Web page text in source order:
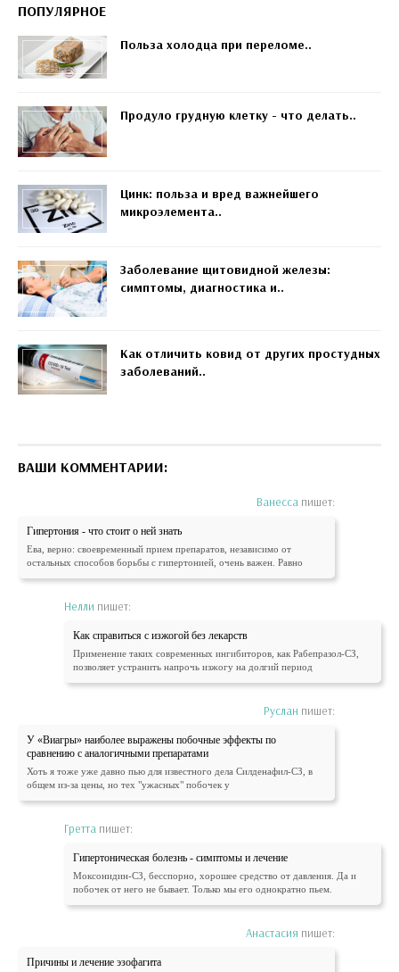
ПОПУЛЯРНОЕ
Польза холодца при переломе..
Продуло грудную клетку - что делать..
Цинк: польза и вред важнейшего
микроэлемента..
Заболевание щитовидной железы:
симптомы, диагностика и..
Как отличить ковид от других простудных
заболеваний..
ВАШИ КОММЕНТАРИИ:
Ванесса пишет:
Гипертония - что стоит о ней знать
Ева, верно: своевременный прием препаратов, независимо от
остальных способов борьбы с гипертонией, очень важен. Равно
Нелли пишет:
Как справиться с изжогой без лекарств
Применение таких современных ингибиторов, как Рабепразол-СЗ,
позволяет устранить напрочь изжогу на долгий период
Руслан пишет:
У «Виагры» наиболее выражены побочные эффекты по
сравнению с аналогичными препаратами
Хоть я тоже уже давно пью для известного дела Силденафил-СЗ, в
общем из-за цены, но тех "ужасных" побочек у
Гретта пишет:
Гипертоническая болезнь - симптомы и лечение
Моксонидин-СЗ, бесспорно, хорошее средство от давления. Да и
побочек от него не бывает. Только мы его однократно пьем.
Анастасия пишет:
Причины и лечение эзофагита